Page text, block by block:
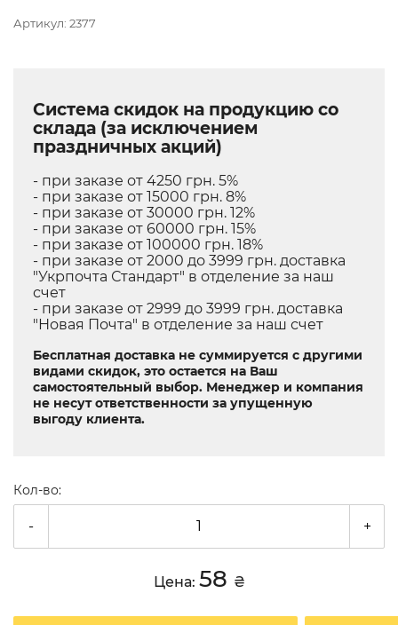
Артикул: 2377
Система скидок на продукцию со
склада (за исключением
праздничных акций)
- при заказе от 4250 грн. 5%
- при заказе от 15000 грн. 8%
- при заказе от 30000 грн. 12%
- при заказе от 60000 грн. 15%
- при заказе от 100000 грн. 18%
- при заказе от 2000 до 3999 грн. доставка
"Укрпочта Стандарт" в отделение за наш
счет
- при заказе от 2999 до 3999 грн. доставка
"Новая Почта" в отделение за наш счет
Бесплатная доставка не суммируется с другими
видами скидок, это остается на Ваш
самостоятельный выбор. Менеджер и компания
не несут ответственности за упущенную
выгоду клиента.
Кол-во:
- +
Цена: 58 ₴